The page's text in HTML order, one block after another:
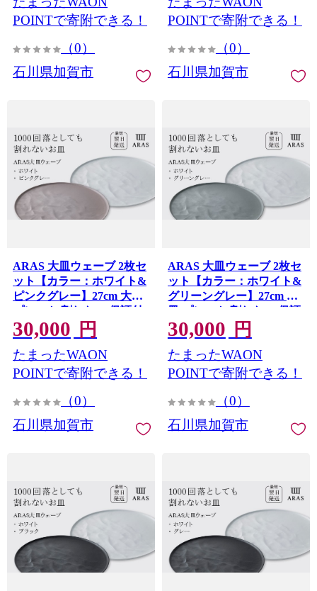
2594
POINTで寄附できる！
（0）
石川県加賀市
2593
POINTで寄附できる！
（0）
石川県加賀市
ARAS 大皿ウェーブ 2枚セ
ット【カラー：ホワイト&
ピンクグレー】27cm 大皿
プレート 割れない 保証付
き ARAS エイラス 色が選
べる 皿 食器 うつわ 贈り物
ギフト 3万円 30000円 F6P-
2592
30,000 円
たまったWAON
POINTで寄附できる！
（0）
石川県加賀市
ARAS 大皿ウェーブ 2枚セ
ット【カラー：ホワイト&
グリーングレー】27cm 大
皿 プレート 割れない 保証
付き ARAS エイラス 色が
選べる 皿 食器 うつわ 贈り
物 ギフト 3万円 30000円
F6P-2591
30,000 円
たまったWAON
POINTで寄附できる！
（0）
石川県加賀市